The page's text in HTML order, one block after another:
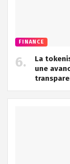
FINANCE
La
une